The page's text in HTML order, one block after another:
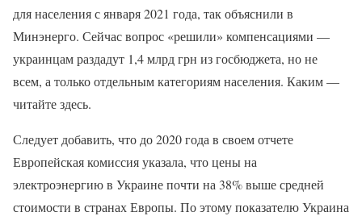
для населения с января 2021 года, так объяснили в
Минэнерго. Сейчас вопрос «решили» компенсациями —
украинцам раздадут 1,4 млрд грн из госбюджета, но не
всем, а только отдельным категориям населения. Каким —
читайте здесь.
Следует добавить, что до 2020 года в своем отчете
Европейская комиссия указала, что цены на
электроэнергию в Украине почти на 38% выше средней
стоимости в странах Европы. По этому показателю Украина